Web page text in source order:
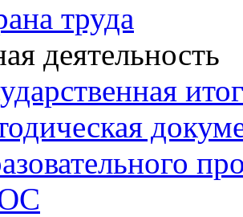
труда
деятельность